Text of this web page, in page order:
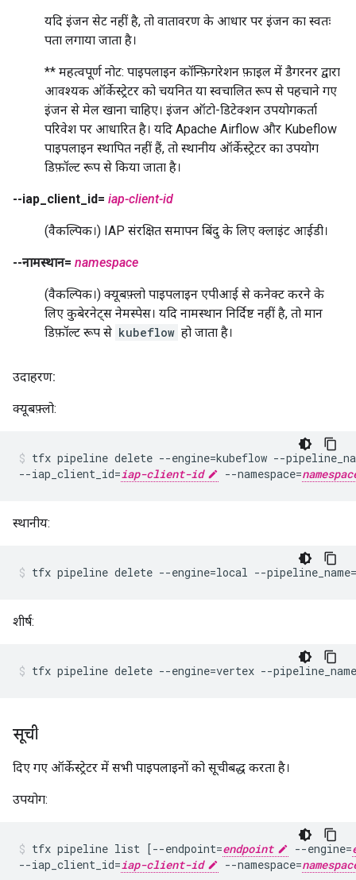
यदि इंजन सेट नहीं है, तो वातावरण के आधार पर इंजन का स्वतः
पता लगाया जाता है।
** महत्वपूर्ण नोट: पाइपलाइन कॉन्फ़िगरेशन फ़ाइल में डैगरनर द्वारा
आवश्यक ऑर्केस्ट्रेटर को चयनित या स्वचालित रूप से पहचाने गए
इंजन से मेल खाना चाहिए। इंजन ऑटो-डिटेक्शन उपयोगकर्ता
परिवेश पर आधारित है। यदि Apache Airflow और Kubeflow
पाइपलाइन स्थापित नहीं हैं, तो स्थानीय ऑर्केस्ट्रेटर का उपयोग
डिफ़ॉल्ट रूप से किया जाता है।
--iap_client_id= iap-client-id
(वैकल्पिक।) IAP संरक्षित समापन बिंदु के लिए क्लाइंट आईडी।
--नामस्थान= namespace
(वैकल्पिक।) क्यूबफ़्लो पाइपलाइन एपीआई से कनेक्ट करने के
लिए कुबेरनेट्स नेमस्पेस। यदि नामस्थान निर्दिष्ट नहीं है, तो मान
डिफ़ॉल्ट रूप से kubeflow हो जाता है।
उदाहरण:
क्यूबफ़्लो:
tfx pipeline delete --engine=kubeflow --
--iap_client_id=iap-client-id --namespace=
स्थानीय:
tfx pipeline delete --engine=local --pipeline_name=
शीर्ष:
tfx pipeline delete --engine=vertex --
सूची
दिए गए ऑर्केस्ट्रेटर में सभी पाइपलाइनों को सूचीबद्ध करता है।
उपयोग:
tfx pipeline list [--endpoint=endpoint --engine=
--iap_client_id=iap-client-id --namespace=